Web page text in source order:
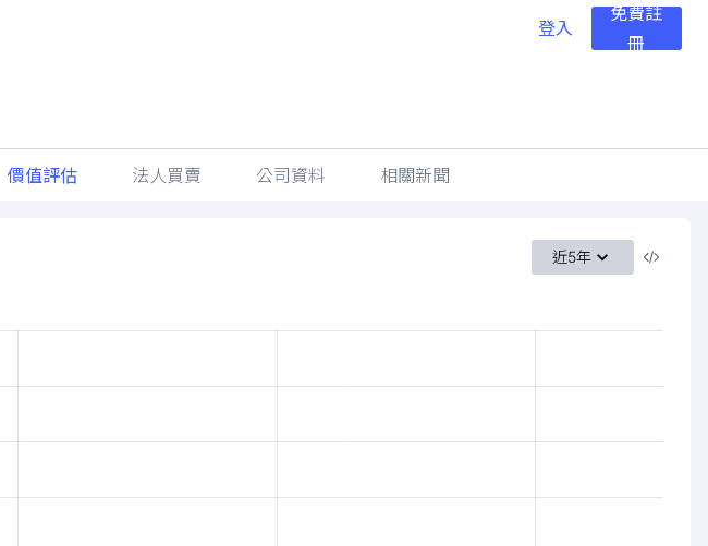
登入
免費註
冊
價值評估 法人買賣 公司資料 相關新聞
近5年